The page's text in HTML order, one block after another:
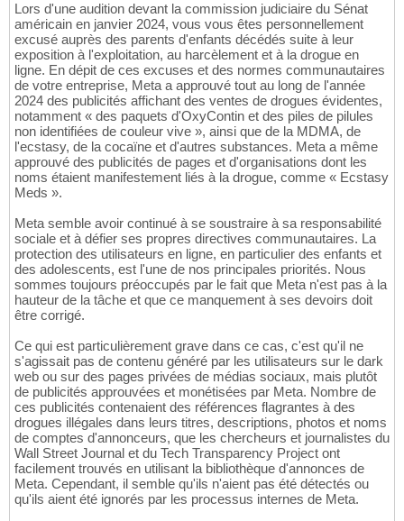
Lors d'une audition devant la commission judiciaire du Sénat
américain en janvier 2024, vous vous êtes personnellement
excusé auprès des parents d'enfants décédés suite à leur
exposition à l'exploitation, au harcèlement et à la drogue en
ligne. En dépit de ces excuses et des normes communautaires
de votre entreprise, Meta a approuvé tout au long de l'année
2024 des publicités affichant des ventes de drogues évidentes,
notamment « des paquets d'OxyContin et des piles de pilules
non identifiées de couleur vive », ainsi que de la MDMA, de
l'ecstasy, de la cocaïne et d'autres substances. Meta a même
approuvé des publicités de pages et d'organisations dont les
noms étaient manifestement liés à la drogue, comme « Ecstasy
Meds ».
Meta semble avoir continué à se soustraire à sa responsabilité
sociale et à défier ses propres directives communautaires. La
protection des utilisateurs en ligne, en particulier des enfants et
des adolescents, est l'une de nos principales priorités. Nous
sommes toujours préoccupés par le fait que Meta n'est pas à la
hauteur de la tâche et que ce manquement à ses devoirs doit
être corrigé.
Ce qui est particulièrement grave dans ce cas, c'est qu'il ne
s'agissait pas de contenu généré par les utilisateurs sur le dark
web ou sur des pages privées de médias sociaux, mais plutôt
de publicités approuvées et monétisées par Meta. Nombre de
ces publicités contenaient des références flagrantes à des
drogues illégales dans leurs titres, descriptions, photos et noms
de comptes d'annonceurs, que les chercheurs et journalistes du
Wall Street Journal et du Tech Transparency Project ont
facilement trouvés en utilisant la bibliothèque d'annonces de
Meta. Cependant, il semble qu'ils n'aient pas été détectés ou
qu'ils aient été ignorés par les processus internes de Meta.